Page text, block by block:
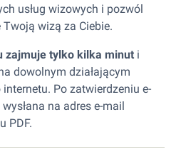
usług wizowych i pozwól
wizą za Ciebie.
zajmuje tylko kilka minut i
dowolnym działającym
Po zatwierdzeniu e-
na adres e-mail
PDF.